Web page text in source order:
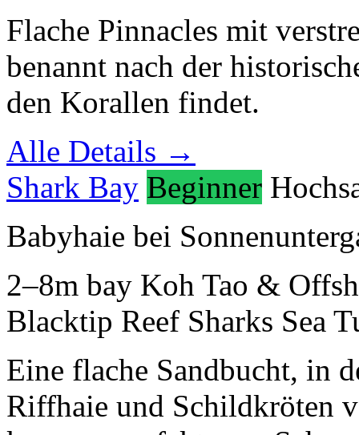
Flache Pinnacles mit
benannt nach der
den Korallen findet.
Alle Details →
Shark Bay Beginner
Babyhaie bei
2–8m bay Koh Tao &
Blacktip Reef Sharks Sea
Eine flache Sandbucht, in
Riffhaie und Schildkröten